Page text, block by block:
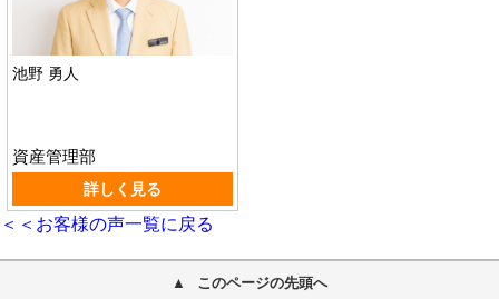
池野 勇人
資産管理部
詳しく見る
＜＜お客様の声一覧に戻る
このページの先頭へ